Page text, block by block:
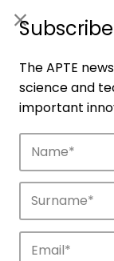
The APTE
science and
important